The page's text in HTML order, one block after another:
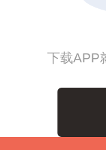
下载APP